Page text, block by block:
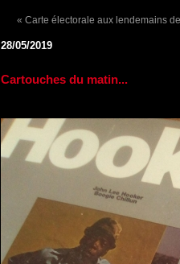
« Carte électorale aux lendemains
28/05/2019
Cartouches du matin...